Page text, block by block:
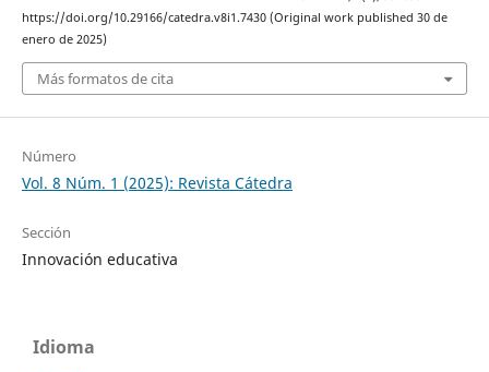
https://doi.org/10.29166/catedra.v8i1.7430 (Original work published 30 de
enero de 2025)
Más formatos de cita
Número
Vol. 8 Núm. 1 (2025): Revista Cátedra
Sección
Innovación educativa
Idioma